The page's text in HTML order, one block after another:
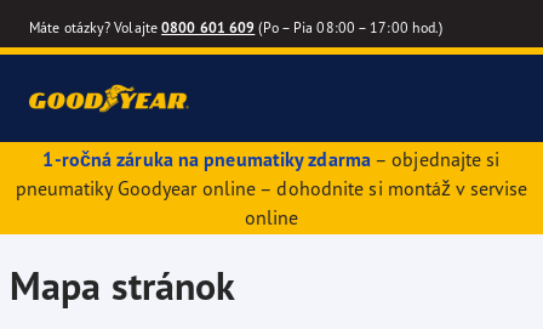
Máte otázky? Volajte0800 601 609 (Po – Pia 08:00 – 17:00 hod.)
1-ročná záruka na pneumatiky zdarma– objednajte si
pneumatiky Goodyear online – dohodnite si montáž v servise
online
Mapa stránok